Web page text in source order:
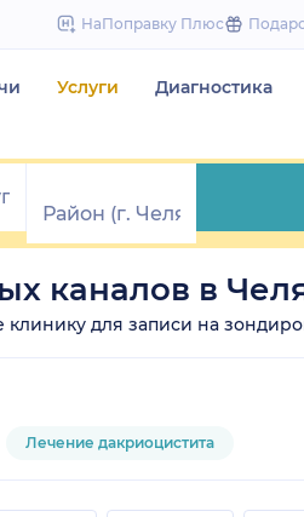
to
НаПоправку Плюс
Услуги Диагностика
каналов в
для записи на
Лечение дакриоцистита